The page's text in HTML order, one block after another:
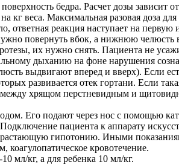
бедра. Расчет дозы зависит от
веса. Максимальная разовая доза для
ответная реакция наступает на
повернуть вбок, а нижнюю челюсть
их нужно снять. Пациента не
дыханию на фоне нарушения
выдвигают вперед и вверх). Если
развивается отек гортани. Если
между хрящом перстневидным и
Его подают через нос с помощью
пациента к аппарату
гипотонию. Иными
кровотечение.
мл/кг, а для ребенка 10 мл/кг.